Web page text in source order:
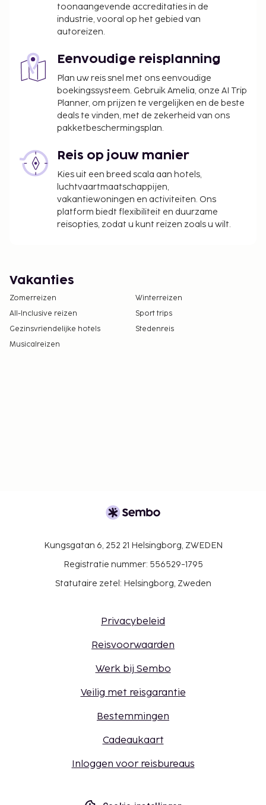
toonaangevende accreditaties in de
industrie, vooral op het gebied van
autoreizen.
Eenvoudige reisplanning
Plan uw reis snel met ons eenvoudige
boekingssysteem. Gebruik Amelia, onze AI Trip
Planner, om prijzen te vergelijken en de beste
deals te vinden, met de zekerheid van ons
pakketbeschermingsplan.
Reis op jouw manier
Kies uit een breed scala aan hotels,
luchtvaartmaatschappijen,
vakantiewoningen en activiteiten. Ons
platform biedt flexibiliteit en duurzame
reisopties, zodat u kunt reizen zoals u wilt.
Vakanties
Zomerreizen
Winterreizen
All-Inclusive reizen
Sport trips
Gezinsvriendelijke hotels
Stedenreis
Musicalreizen
Kungsgatan 6, 252 21 Helsingborg, ZWEDEN
Registratie nummer: 556529-1795
Statutaire zetel: Helsingborg, Zweden
Privacybeleid
Reisvoorwaarden
Werk bij Sembo
Veilig met reisgarantie
Bestemmingen
Cadeaukaart
Inloggen voor reisbureaus